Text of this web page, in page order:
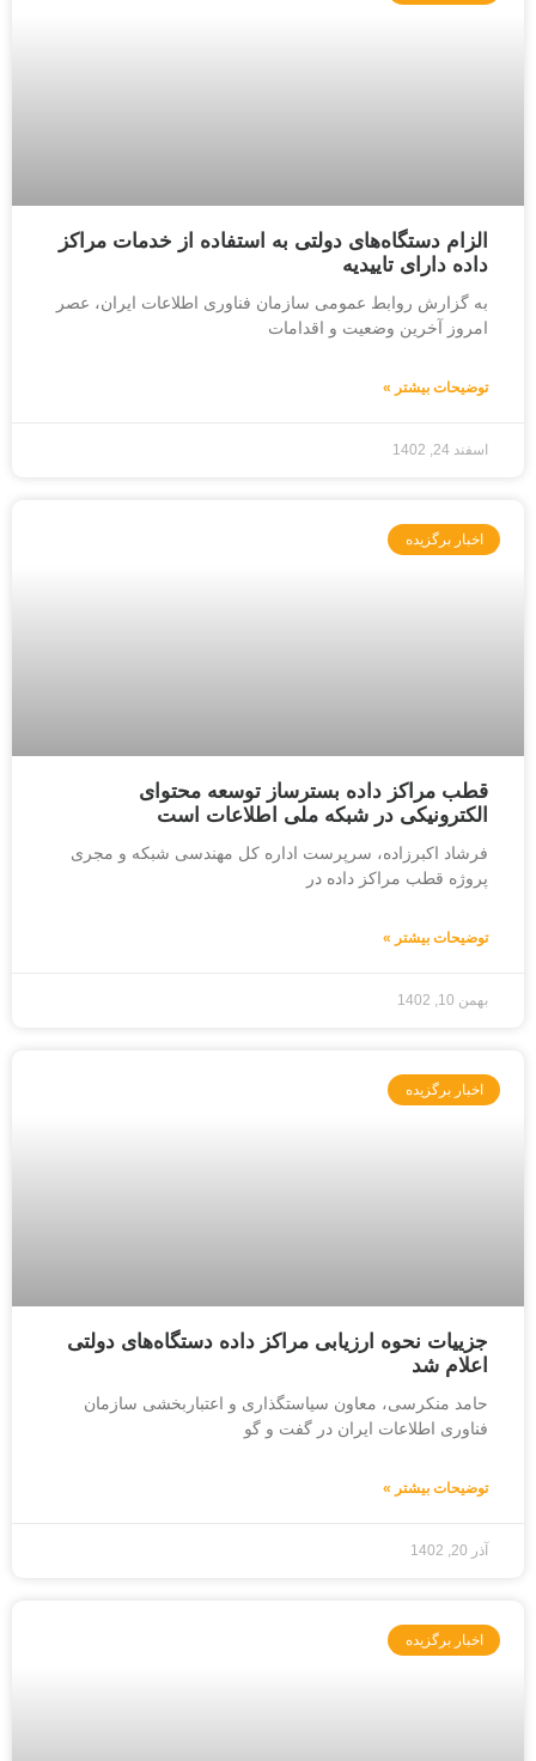
الزام دستگاه‌های دولتی به استفاده از خدمات مراکز
داده دارای تاییدیه
به گزارش روابط عمومی سازمان فناوری اطلاعات ایران، عصر
امروز آخرین وضعیت و اقدامات
توضیحات بیشتر »
اسفند 24, 1402
اخبار برگزیده
قطب مراکز داده بسترساز توسعه محتوای
الکترونیکی در شبکه ملی اطلاعات است
فرشاد اکبرزاده، سرپرست اداره کل مهندسی شبکه و مجری
پروژه قطب مراکز داده در
توضیحات بیشتر »
بهمن 10, 1402
اخبار برگزیده
جزییات نحوه ارزیابی مراکز داده دستگاه‌های دولتی
اعلام شد
حامد منکرسی، معاون سیاستگذاری و اعتباربخشی سازمان
فناوری اطلاعات ایران در گفت و گو
توضیحات بیشتر »
آذر 20, 1402
اخبار برگزیده